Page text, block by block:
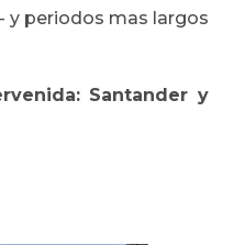
y periodos mas largos
Santander y